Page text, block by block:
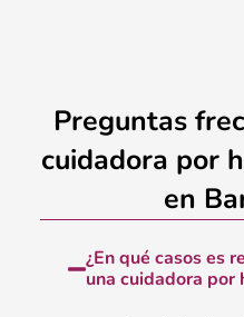
Preguntas
cuidadora por
en
¿En qué casos es
una cuidadora por